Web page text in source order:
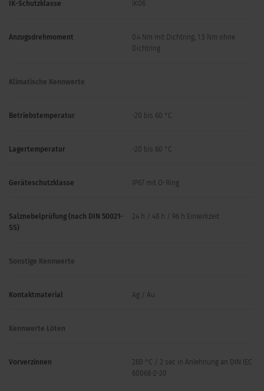
IK-Schutzklasse IK06
Anzugsdrehmoment
0.4 Nm mit Dichtring, 1.5 Nm ohne
Dichtring
Klimatische Kennwerte
Betriebstemperatur -20 bis 60 °C
Lagertemperatur -20 bis 60 °C
Geräteschutzklasse IP67 mit O-Ring
Salznebelprüfung (nach DIN 50021-
SS)
24 h / 48 h / 96 h Einwirkzeit
Sonstige Kennwerte
Kontaktmaterial Ag / Au
Kennwerte Löten
Vorverzinnen
260 °C / 2 sec in Anlehnung an DIN IEC
60068-2-20